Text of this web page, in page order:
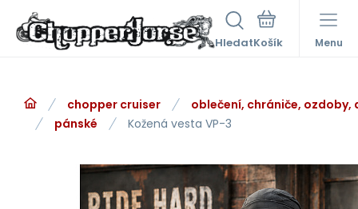
Hledat Menu
chopper cruiser
oblečení, chrániče, ozdoby,
pánské
Kožená vesta VP-3